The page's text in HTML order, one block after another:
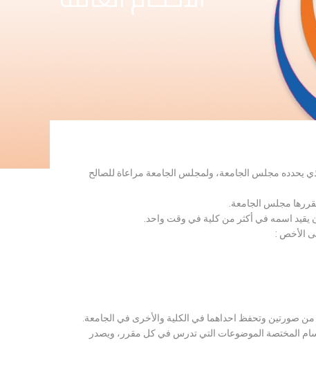
يحدده مجلس الجامعة، ولمجلس الجامعة مراعاة للصالح
مجلس الجامعة.
يقيد اسمه في أكثر من كلية في وقت واحد.
الأخص :
صورتين وتحفظ احداهما في الكلية والأخرى في الجامعة.
المختصة الموضوعات التي تدرس في كل مقرر، ويصدر